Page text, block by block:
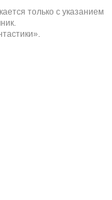
только с указанием
.